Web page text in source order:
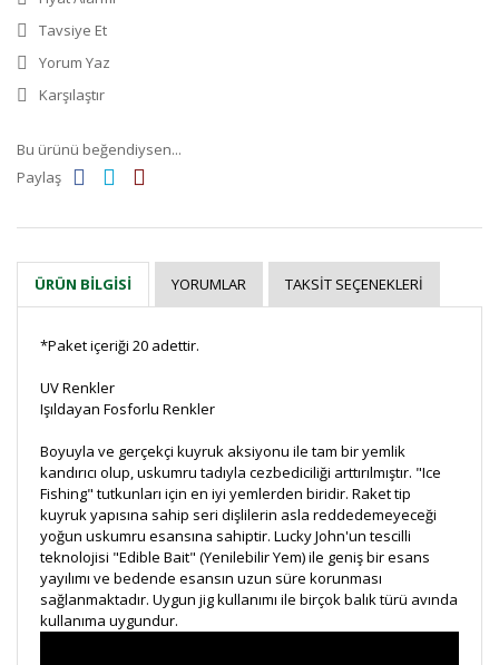
Tavsiye Et
Yorum Yaz
Karşılaştır
Bu ürünü beğendiysen...
Paylaş
ÜRÜN BILGISI YORUMLAR TAKSIT SEÇENEKLERI
*Paket içeriği 20 adettir.
UV Renkler
Işıldayan Fosforlu Renkler
Boyuyla ve gerçekçi kuyruk aksiyonu ile tam bir yemlik
kandırıcı olup, uskumru tadıyla cezbediciliği arttırılmıştır. "Ice
Fishing" tutkunları için en iyi yemlerden biridir. Raket tip
kuyruk yapısına sahip seri dişlilerin asla reddedemeyeceği
yoğun uskumru esansına sahiptir. Lucky John'un tescilli
teknolojisi "Edible Bait" (Yenilebilir Yem) ile geniş bir esans
yayılımı ve bedende esansın uzun süre korunması
sağlanmaktadır. Uygun jig kullanımı ile birçok balık türü avında
kullanıma uygundur.